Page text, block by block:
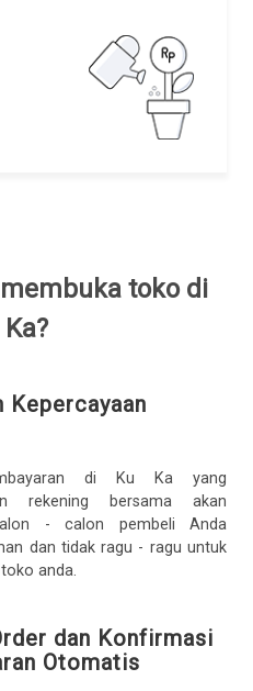
toko di
Kepercayaan
di Ku Ka yang
rekening bersama akan
- calon pembeli Anda
dan tidak ragu - ragu untuk
anda.
dan Konfirmasi
Otomatis